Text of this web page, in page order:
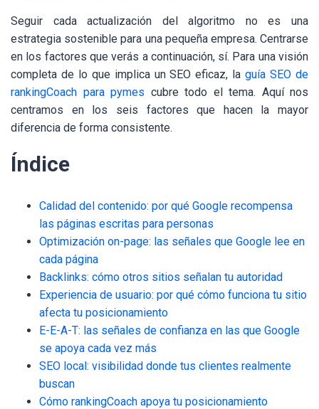
Seguir cada actualización del algoritmo no es una
estrategia sostenible para una pequeña empresa. Centrarse
en los factores que verás a continuación, sí. Para una visión
completa de lo que implica un SEO eficaz, laguía SEO de
rankingCoach para pymes cubre todo el tema. Aquí nos
centramos en los seis factores que hacen la mayor
diferencia de forma consistente.
Índice
Calidad del contenido: por qué Google recompensa
las páginas escritas para personas
Optimización on-page: las señales que Google lee en
cada página
Backlinks: cómo otros sitios señalan tu autoridad
Experiencia de usuario: por qué cómo funciona tu sitio
afecta tu posicionamiento
E-E-A-T: las señales de confianza en las que Google
se apoya cada vez más
SEO local: visibilidad donde tus clientes realmente
buscan
Cómo rankingCoach apoya tu posicionamiento